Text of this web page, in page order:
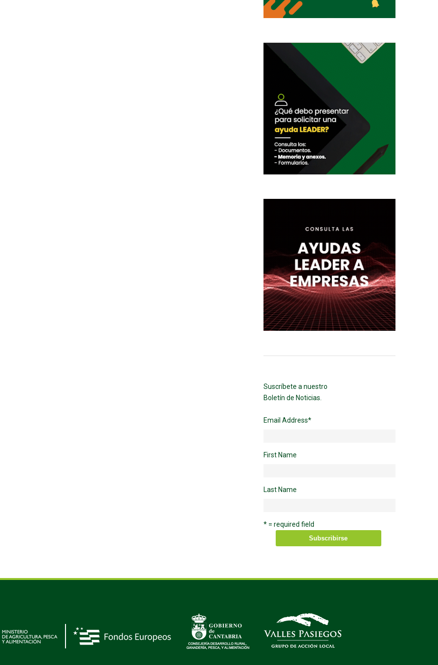
Suscríbete a nuestro
Boletín de Noticias.
Email Address*
First Name
Last Name
* = required field